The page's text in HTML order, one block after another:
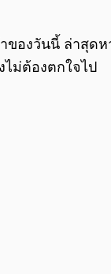
าของวันนี้ ล่าสุด
ไม่ต้องตกใจไป